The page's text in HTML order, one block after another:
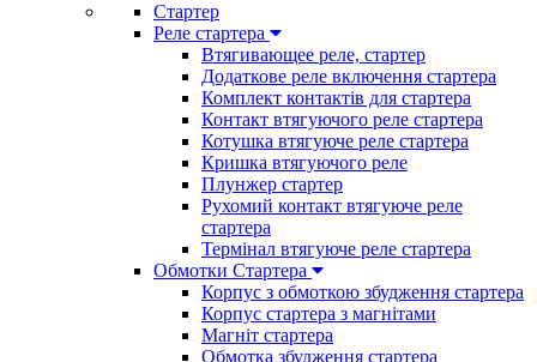
Стартер
Реле стартера
Втягивающее реле, стартер
Додаткове реле включення стартера
Комплект контактів для стартера
Контакт втягуючого реле стартера
Котушка втягуюче реле стартера
Кришка втягуючого реле
Плунжер стартер
Рухомий контакт втягуюче реле
стартера
Термінал втягуюче реле стартера
Обмотки Стартера
Корпус з обмоткою збудження стартера
Корпус стартера з магнітами
Магніт стартера
Обмотка збудження стартера